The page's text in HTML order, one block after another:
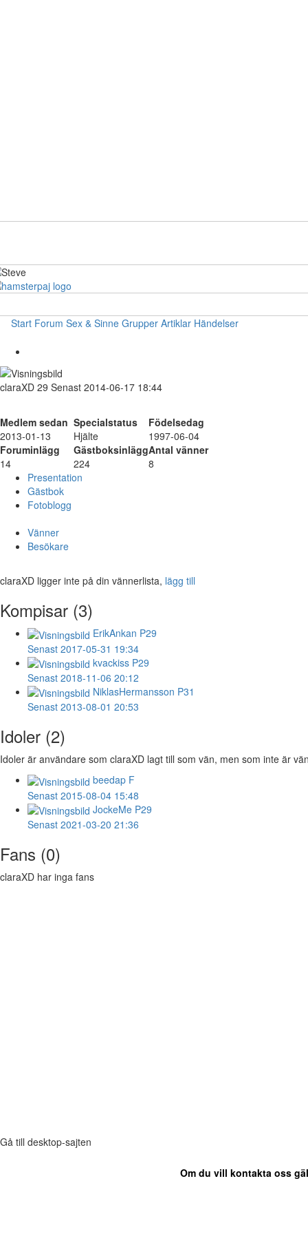
Start Forum Sex & Sinne Grupper Artiklar Händelser
claraXD 29 Senast 2014-06-17 18:44
Medlem sedan Specialstatus
Födelsedag
2013-01-13
Hjälte
1997-06-04
Foruminlägg
GästboksinläggAntal vänner
14
224
8
Presentation
Gästbok
Fotoblogg
Vänner
Besökare
claraXD ligger inte på din vännerlista, lägg till
Kompisar (3)
ErikAnkan P29
Senast 2017-05-31 19:34
kvackiss P29
Senast 2018-11-06 20:12
NiklasHermansson P31
Senast 2013-08-01 20:53
Idoler (2)
Idoler är användare som claraXD lagt till som vän, men som inte är
beedap F
Senast 2015-08-04 15:48
JockeMe P29
Senast 2021-03-20 21:36
Fans (0)
claraXD har inga fans
Gå till desktop-sajten
Om du vill kontakta oss